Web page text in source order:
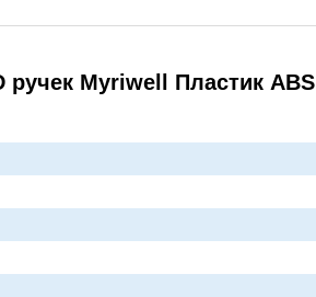
ручек Myriwell Пластик ABS